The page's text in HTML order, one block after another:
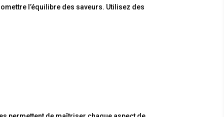
l’équilibre des saveurs. Utilisez des